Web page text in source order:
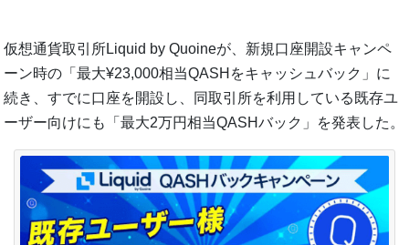
仮想通貨取引所Liquid by Quoineが、新規口座開設キャンペ
ーン時の「最大¥23,000相当QASHをキャッシュバック」に
続き、すでに口座を開設し、同取引所を利用している既存ユ
ーザー向けにも「最大2万円相当QASHバック」を発表した。